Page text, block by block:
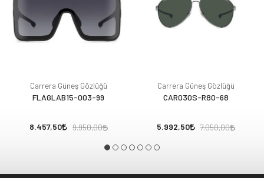
Carrera Güneş Gözlüğü
FLAGLAB15-003-99
8.457,50 9.950,00
Carrera Güneş Gözlüğü
CAR030S-R80-68
5.992,50 7.050,00